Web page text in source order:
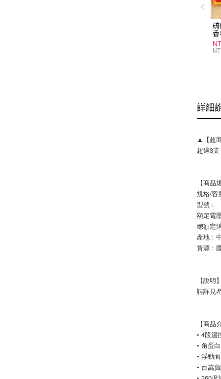
硫
香
護
詳細
▲【超
超過3
【商品
規格/容
型號：
額定電
總額定
產地：
貨源：
【說明
請詳見
【商品
• 4段
• 角蛋
• 浮動
• 百萬